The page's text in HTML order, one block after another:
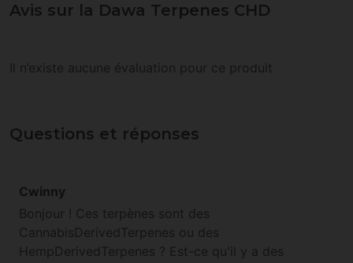
Avis sur la Dawa Terpenes CHD
Il n’existe aucune évaluation pour ce produit
Questions et réponses
Cwinny
Bonjour ! Ces terpènes sont des
CannabisDerivedTerpenes ou des
HempDerivedTerpenes ? Est-ce qu'il y a des